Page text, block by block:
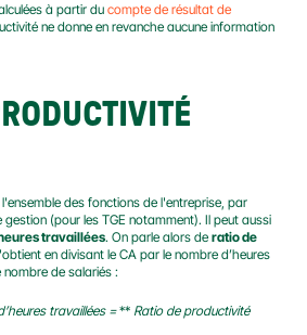
à partir du compte de résultat de
ne donne en revanche aucune information
des fonctions de l'entreprise, par
(pour les TGE notamment). Il peut aussi
travaillées. On parle alors de ratio de
en divisant le CA par le nombre d’heures
de salariés :
travaillées = ** Ratio de productivité